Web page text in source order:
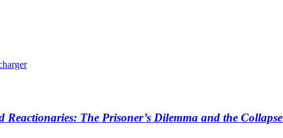
Reactionaries: The Prisoner’s Dilemma and the